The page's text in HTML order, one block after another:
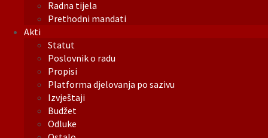
Radna tijela
Prethodni mandati
Akti
Statut
Poslovnik o radu
Propisi
Platforma djelovanja po sazivu
Izvještaji
Budžet
Odluke